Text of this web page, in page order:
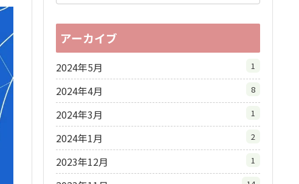
アーカイブ
2024年5月 1
2024年4月 8
2024年3月 1
2024年1月 2
2023年12月 1